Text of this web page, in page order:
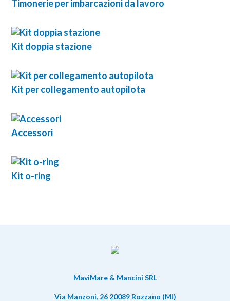
Timonerie per imbarcazioni da lavoro
Kit doppia stazione
Kit per collegamento autopilota
Accessori
Kit o-ring
MaviMare & Mancini SRL
Via Manzoni, 26 20089 Rozzano (MI)